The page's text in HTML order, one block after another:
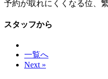
予約が取れにくくなる位、
スタッフから
一覧へ
Next »